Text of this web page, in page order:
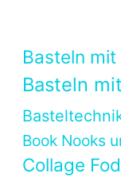
Basteln
Basteln
Book Nooks
Collage